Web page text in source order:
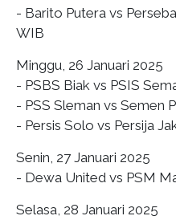
- Barito Putera vs
WIB
Minggu, 26 Januari 2025
- PSBS Biak vs PSIS
- PSS Sleman vs Semen
- Persis Solo vs Persija
Senin, 27 Januari 2025
- Dewa United vs PSM
Selasa, 28 Januari 2025